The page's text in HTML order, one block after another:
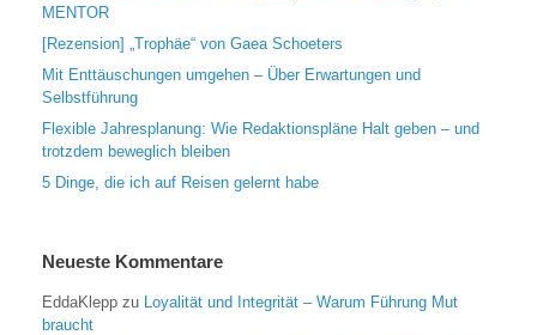
MENTOR
[Rezension] „Trophäe“ von Gaea Schoeters
Mit Enttäuschungen umgehen – Über Erwartungen und
Selbstführung
Flexible Jahresplanung: Wie Redaktionspläne Halt geben – und
trotzdem beweglich bleiben
5 Dinge, die ich auf Reisen gelernt habe
Neueste Kommentare
EddaKlepp zu Loyalität und Integrität – Warum Führung Mut
braucht